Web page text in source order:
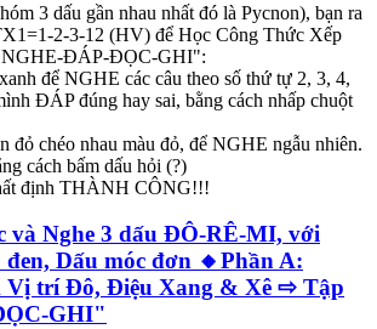
3 dấu gần nhau nhất đó là Pycnon), bạn ra
2-3-12 (HV) để Học Công Thức Xếp
ĐÁP-ĐỌC-GHI":
để NGHE các câu theo số thứ tự 2, 3, 4,
ĐÁP đúng hay sai, bằng cách nhấp chuột
đỏ chéo nhau màu đỏ, để NGHE ngẫu nhiên.
cách bấm dấu hỏi (?)
định THÀNH CÔNG!!!
và Nghe 3 dấu ĐÔ-RÊ-MI, với
Dấu móc đơn 🔸Phần A:
Vị trí Đô, Điệu Xang & Xê ⇨ Tập
GHI"